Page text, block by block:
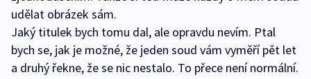
udělat obrázek sám.
Jaký titulek bych tomu dal, ale opravdu nevím. Ptal
bych se, jak je možné, že jeden soud vám vyměří pět let
a druhý řekne, že se nic nestalo. To přece není normální.